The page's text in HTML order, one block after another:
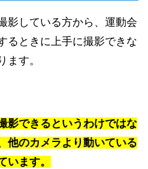
影している方から、運動会
るときに上手に撮影できな
ます。
影できるというわけではな
他のカメラより動いている
います。